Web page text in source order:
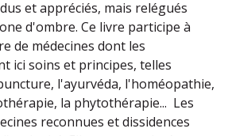
et appréciés, mais relégués
d'ombre. Ce livre participe à
de médecines dont les
ici soins et principes, telles
l'ayurvéda, l'homéopathie,
la phytothérapie... Les
reconnues et dissidences